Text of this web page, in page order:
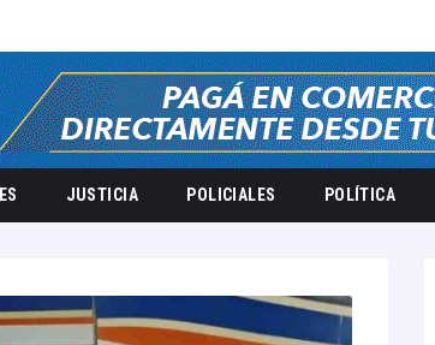
JUSTICIA POLICIALES POLÍTICA
1